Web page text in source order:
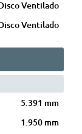
Ventilado
Ventilado
5.391 mm
1.950 mm